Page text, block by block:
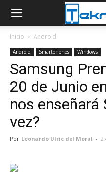
Inicio Android
Android Smartphones Windows
Samsung
20 de Junio
nos enseñará
vez?
Por Leonardo Ulric del Moral -